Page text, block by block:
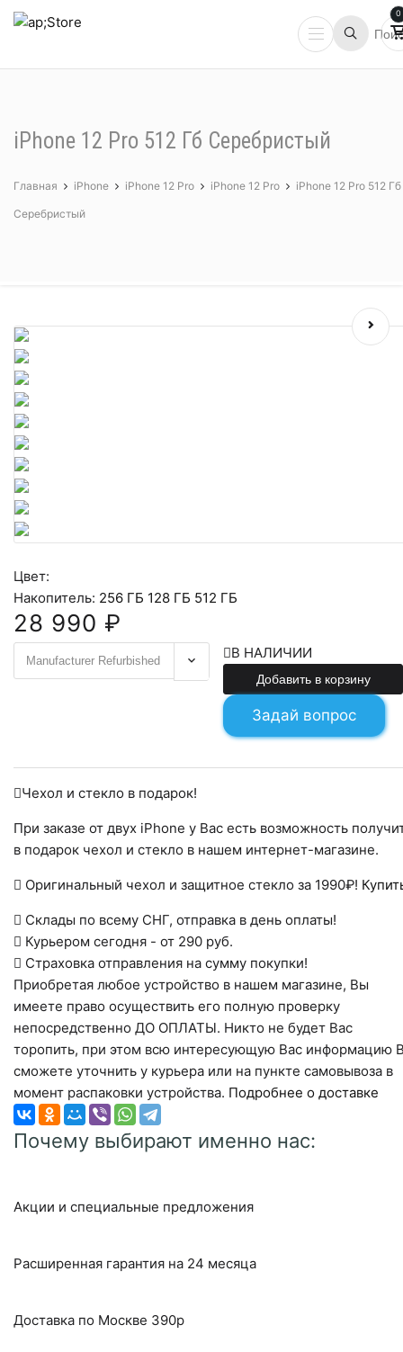
0
iPhone 12 Pro 512 Гб Серебристый
Главная iPhone iPhone 12 Pro iPhone 12 Pro iPhone 12 Pro 512 Гб
Серебристый
Цвет:
Накопитель: 256 ГБ 128 ГБ 512 ГБ
28 990 ₽
28990 В НАЛИЧИИ
Добавить в корзину
Задай вопрос
Чехол и стекло в подарок!
При заказе от двух iPhone у Вас есть возможность
в подарок чехол и стекло в нашем интернет-магазине.
Оригинальный чехол и защитное стекло за 1990₽!
Склады по всему СНГ, отправка в день оплаты!
Курьером сегодня - от 290 руб.
Страховка отправления на сумму покупки!
Приобретая любое устройство в нашем магазине, Вы
имеете право осуществить его полную проверку
непосредственно ДО ОПЛАТЫ. Никто не будет Вас
торопить, при этом всю интересующую Вас информацию
сможете уточнить у курьера или на пункте самовывоза в
момент распаковки устройства. Подробнее о доставке
Почему выбирают именно нас:
Акции и специальные предложения
Расширенная гарантия на 24 месяца
Доставка по Москве 390р